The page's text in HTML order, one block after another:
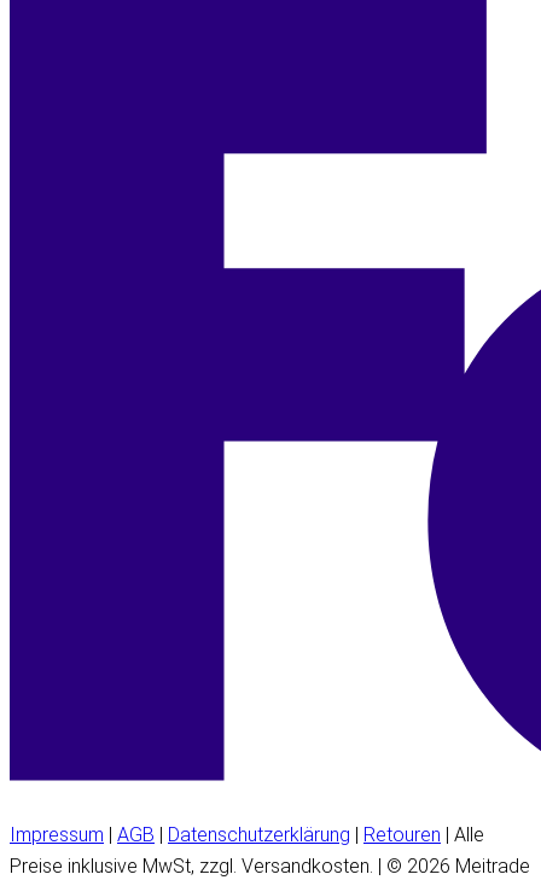
Impressum AGB Datenschutzerklärung Retouren | Alle
Preise inklusive MwSt, zzgl. Versandkosten. | © 2026 Meitrade